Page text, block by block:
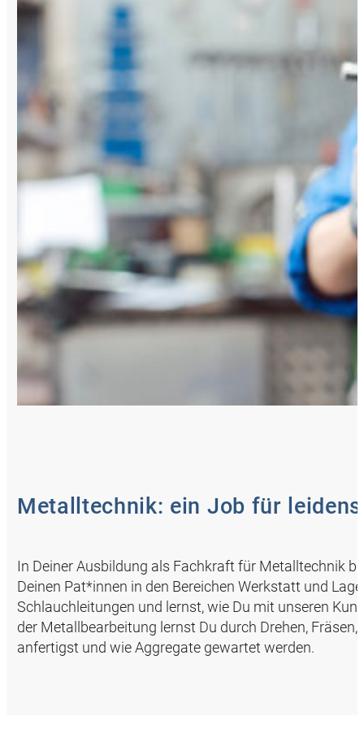
Metalltechnik: ein Job für
In Deiner Ausbildung als Fachkraft für Metalltechnik
Deinen Pat*innen in den Bereichen Werkstatt und
Schlauchleitungen und lernst, wie Du mit unseren
der Metallbearbeitung lernst Du durch Drehen,
anfertigst und wie Aggregate gewartet werden.